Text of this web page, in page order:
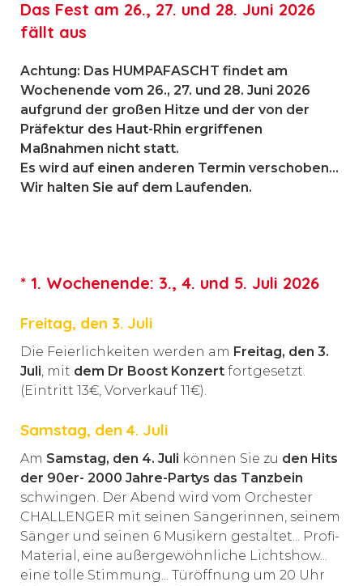
Das Fest am 26., 27. und 28. Juni 2026
fällt aus
Achtung: Das HUMPAFASCHT findet am
Wochenende vom 26., 27. und 28. Juni 2026
aufgrund der großen Hitze und der von der
Präfektur des Haut-Rhin ergriffenen
Maßnahmen nicht statt.
Es wird auf einen anderen Termin verschoben...
Wir halten Sie auf dem Laufenden.
* 1. Wochenende: 3., 4. und 5. Juli 2026
Freitag, den 3. Juli
Die Feierlichkeiten werden am Freitag, den 3.
Juli, mit dem Dr Boost Konzert fortgesetzt.
(Eintritt 13€, Vorverkauf 11€).
Samstag, den 4. Juli
Am Samstag, den 4. Juli können Sie zu den Hits
der 90er- 2000 Jahre-Partys das Tanzbein
schwingen. Der Abend wird vom Orchester
CHALLENGER mit seinen Sängerinnen, seinem
Sänger und seinen 6 Musikern gestaltet... Profi-
Material, eine außergewöhnliche Lichtshow...
eine tolle Stimmung... Türöffnung um 20 Uhr